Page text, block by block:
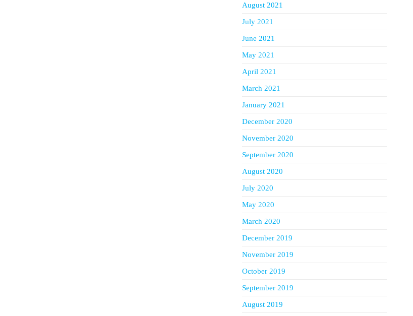
August 2021
July 2021
June 2021
May 2021
April 2021
March 2021
January 2021
December 2020
November 2020
September 2020
August 2020
July 2020
May 2020
March 2020
December 2019
November 2019
October 2019
September 2019
August 2019